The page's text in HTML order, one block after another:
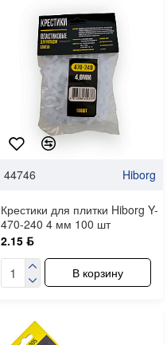
44746 Hiborg
Крестики для плитки Hiborg Y-
470-240 4 мм 100 шт
2.15 ƃ
В корзину